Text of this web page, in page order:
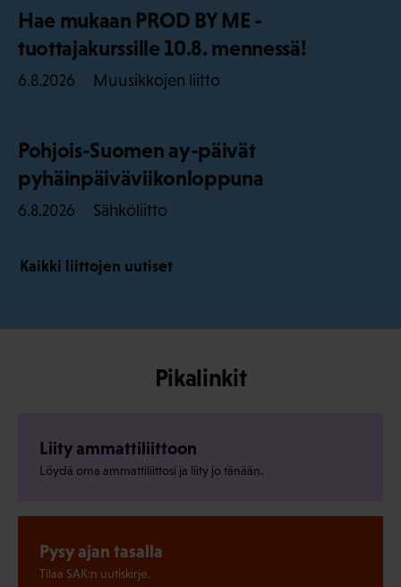
Hae mukaan PROD BY ME -
tuottajakurssille 10.8. mennessä!
6.8.2026 Muusikkojen liitto
Pohjois-Suomen ay-päivät
pyhäinpäiväviikonloppuna
6.8.2026 Sähköliitto
Kaikki liittojen uutiset
Pikalinkit
Liity ammattiliittoon
Löydä oma ammattiliittosi ja liity jo tänään.
Pysy ajan tasalla
Tilaa SAK:n uutiskirje.